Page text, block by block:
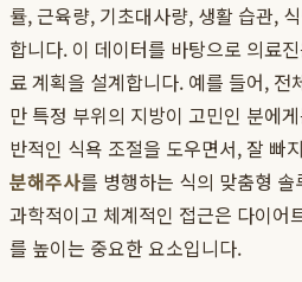
률, 근육량, 기초대사량, 생활 습관,
합니다. 이 데이터를 바탕으로 의료
료 계획을 설계합니다. 예를 들어, 전
만 특정 부위의 지방이 고민인 분에
반적인 식욕 조절을 도우면서, 잘 빠
분해주사를 병행하는 식의 맞춤형
과학적이고 체계적인 접근은 다이어
를 높이는 중요한 요소입니다.